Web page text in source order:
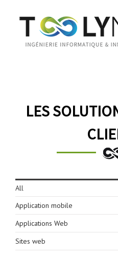
LES
All
Application mobile
Applications Web
Sites web